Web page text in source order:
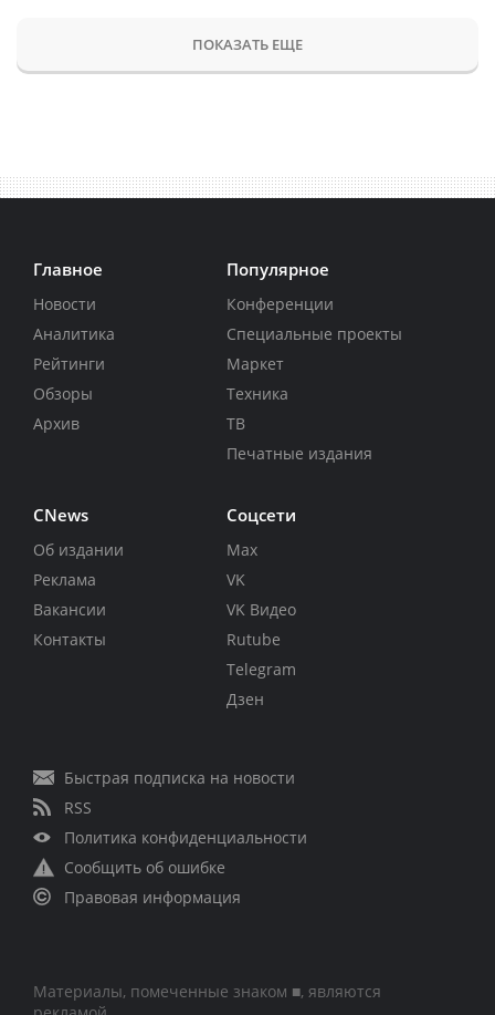
ПОКАЗАТЬ ЕЩЕ
Главное
Новости
Аналитика
Рейтинги
Обзоры
Архив
Популярное
Конференции
Специальные проекты
Маркет
Техника
ТВ
Печатные издания
CNews
Об издании
Реклама
Вакансии
Контакты
Соцсети
Max
VK
VK Видео
Rutube
Telegram
Дзен
Быстрая подписка на новости
RSS
Политика конфиденциальности
Сообщить об ошибке
Правовая информация
Материалы, помеченные знаком ■, являются